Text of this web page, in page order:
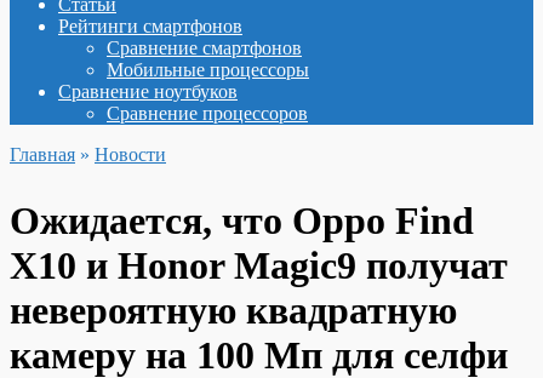
Статьи
Рейтинги смартфонов
Сравнение смартфонов
Мобильные процессоры
Сравнение ноутбуков
Сравнение процессоров
Главная » Новости
Ожидается, что Oppo Find
X10 и Honor Magic9 получат
невероятную квадратную
камеру на 100 Мп для селфи